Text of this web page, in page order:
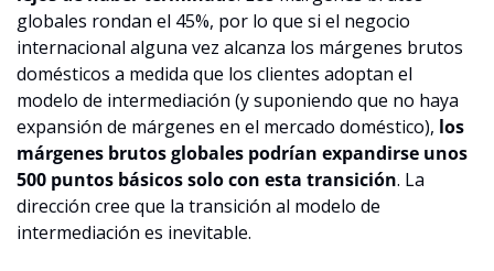
globales rondan el 45%, por lo que si el negocio
internacional alguna vez alcanza los márgenes brutos
domésticos a medida que los clientes adoptan el
modelo de intermediación (y suponiendo que no haya
expansión de márgenes en el mercado doméstico), los
márgenes brutos globales podrían expandirse unos
500 puntos básicos solo con esta transición. La
dirección cree que la transición al modelo de
intermediación es inevitable.